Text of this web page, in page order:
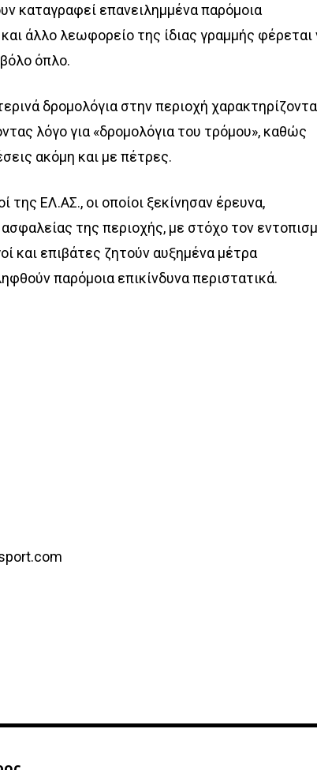
καταγραφεί επανειλημμένα παρόμοια
άλλο λεωφορείο της ίδιας γραμμής φέρεται
όπλο.
δρομολόγια στην περιοχή
λόγο για «δρομολόγια του τρόμου», καθώς
ακόμη και με πέτρες.
της ΕΛ.ΑΣ., οι οποίοι ξεκίνησαν έρευνα,
της περιοχής, με στόχο τον
και επιβάτες ζητούν αυξημένα μέτρα
παρόμοια επικίνδυνα περιστατικά.